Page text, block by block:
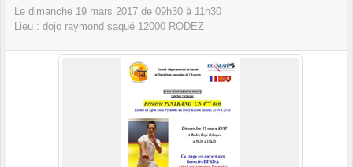
Le dimanche 19 mars 2017 de 09h30 à 11h30
Lieu : dojo raymond saqué 12000 RODEZ